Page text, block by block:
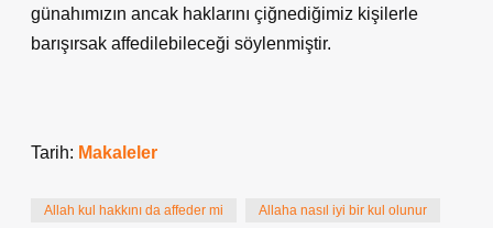
günahımızın ancak haklarını çiğnediğimiz kişilerle
barışırsak affedilebileceği söylenmiştir.
Tarih: Makaleler
Allah kul hakkını da affeder mi Allaha nasıl iyi bir kul olunur